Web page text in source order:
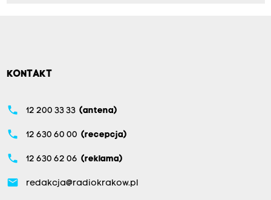
KONTAKT
phone 12 200 33 33 (antena)
phone 12 630 60 00 (recepcja)
phone 12 630 62 06 (reklama)
email redakcja@radiokrakow.pl